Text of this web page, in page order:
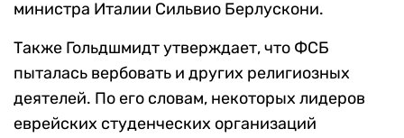
министра Италии Сильвио Берлускони.
Также Гольдшмидт утверждает, что ФСБ
пыталась вербовать и других религиозных
деятелей. По его словам, некоторых лидеров
еврейских студенческих организаций